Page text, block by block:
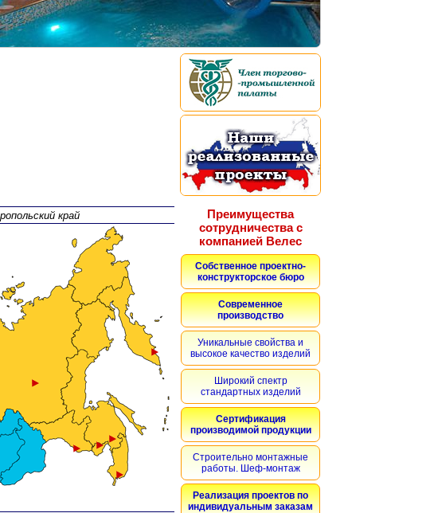
край
Преимущества
сотрудничества с
компанией Велес
Собственное проектно-
конструкторское бюро
Современное
производство
Уникальные свойства и
высокое качество изделий
Широкий спектр
стандартных изделий
Сертификация
производимой продукции
Строительно монтажные
работы. Шеф-монтаж
Реализация проектов по
индивидуальным заказам